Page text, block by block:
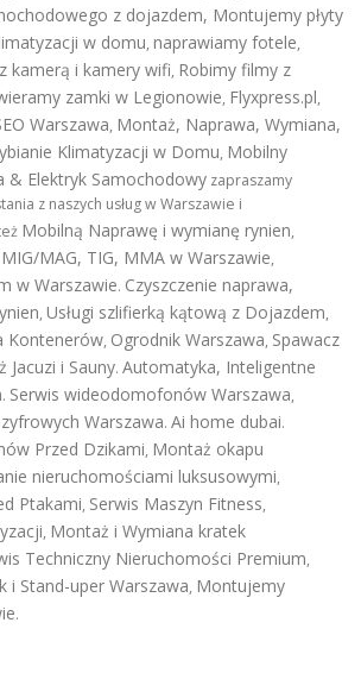
z dojazdem, Montujemy płyty
w domu, naprawiamy fotele,
kamerą i kamery wifi, Robimy filmy z
zamki w Legionowie, Flyxpress.pl,
Warszawa, Montaż, Naprawa, Wymiana,
Klimatyzacji w Domu, Mobilny
& Elektryk Samochodowy zapraszamy
z naszych usług w Warszawie i
Mobilną Naprawę i wymianę rynien,
MAG, TIG, MMA w Warszawie,
w Warszawie. Czyszczenie naprawa,
, Usługi szlifierką kątową z Dojazdem,
Kontenerów, Ogrodnik Warszawa, Spawacz
Jacuzi i Sauny. Automatyka, Inteligentne
. Serwis wideodomofonów Warszawa,
Warszawa. Ai home dubai.
Przed Dzikami, Montaż okapu
nieruchomościami luksusowymi,
Ptakami, Serwis Maszyn Fitness,
, Montaż i Wymiana kratek
Techniczny Nieruchomości Premium,
i Stand-uper Warszawa, Montujemy
.